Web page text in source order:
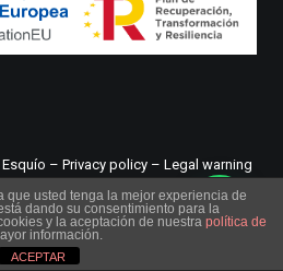
Esquío – Privacy policy – Legal warning
que usted tenga la mejor experiencia de
dando su consentimiento para la
y la aceptación de nuestra política de
información.
ACEPTAR